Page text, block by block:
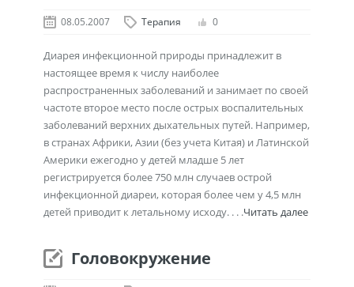
08.05.2007 Терапия 0
Диарея инфекционной природы принадлежит в
настоящее время к числу наиболее
распространенных заболеваний и занимает по своей
частоте второе место после острых воспалительных
заболеваний верхних дыхательных путей. Например,
в странах Африки, Азии (без учета Китая) и Латинской
Америки ежегодно у детей младше 5 лет
регистрируется более 750 млн случаев острой
инфекционной диареи, которая более чем у 4,5 млн
детей приводит к летальному исходу. . . .Читать далее
Головокружение